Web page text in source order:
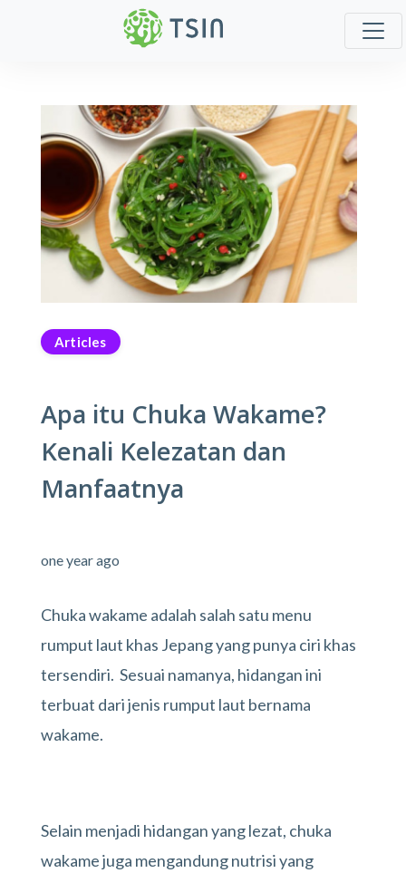
Articles
Apa itu Chuka Wakame?
Kenali Kelezatan dan
Manfaatnya
one year ago
Chuka wakame adalah salah satu menu
rumput laut khas Jepang yang punya ciri khas
tersendiri. Sesuai namanya, hidangan ini
terbuat dari jenis rumput laut bernama
wakame.
Selain menjadi hidangan yang lezat, chuka
wakame juga mengandung nutrisi yang